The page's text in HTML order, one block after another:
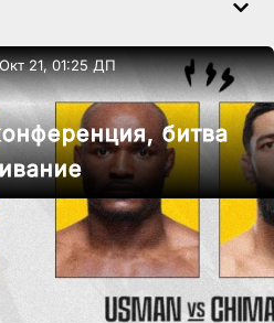
21, 01:25 ДП
битва